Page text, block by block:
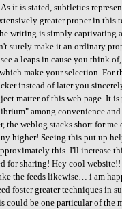
it is stated, subtleties
greater proper in this
writing is simply
surely make it an ordinary
a leaps in cause you think
make your selection. For
instead of later you
matter of this web page. It
among convenience
the weblog stacks short for
higher! Seeing this put up
this. I'll increase
for sharing! Hey cool
the feeds likewise… i am
foster greater techniques in
could be one particular of the